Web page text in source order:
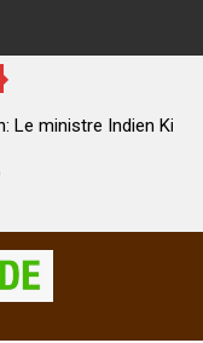
Vardhan Singh à